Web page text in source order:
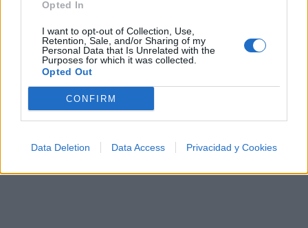
Opted In
I want to opt-out of Collection, Use,
Retention, Sale, and/or Sharing of my
Personal Data that Is Unrelated with the
Purposes for which it was collected.
Opted Out
CONFIRM
Data Deletion Data Access Privacidad y Cookies
Ranking de German Burgos